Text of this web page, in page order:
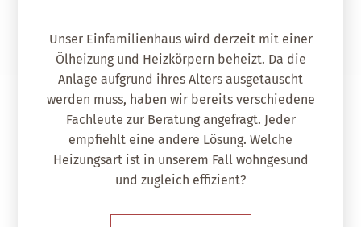
Unser Einfamilienhaus wird derzeit mit einer
Ölheizung und Heizkörpern beheizt. Da die
Anlage aufgrund ihres Alters ausgetauscht
werden muss, haben wir bereits verschiedene
Fachleute zur Beratung angefragt. Jeder
empfiehlt eine andere Lösung. Welche
Heizungsart ist in unserem Fall wohngesund
und zugleich effizient?